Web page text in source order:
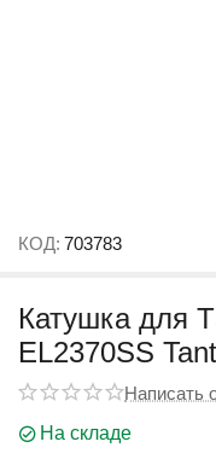
КОД: 703783
Катушка для
EL2370SS
Написать
На складе